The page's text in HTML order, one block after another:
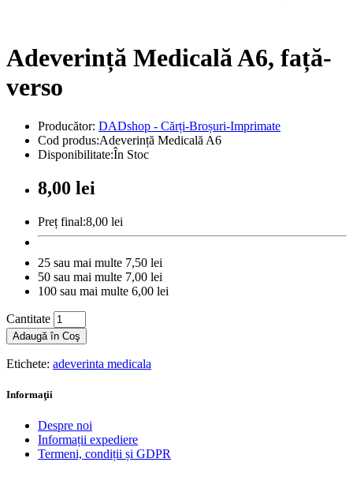
Adeverință Medicală A6, față-
verso
Producător: DADshop - Cărți-Broșuri-Imprimate
Cod produs:Adeverință Medicală A6
Disponibilitate:În Stoc
8,00 lei
Preț final:8,00 lei
25 sau mai multe 7,50 lei
50 sau mai multe 7,00 lei
100 sau mai multe 6,00 lei
Cantitate
Adaugă în Coş
Etichete: adeverinta medicala
Informaţii
Despre noi
Informații expediere
Termeni, condiții și GDPR